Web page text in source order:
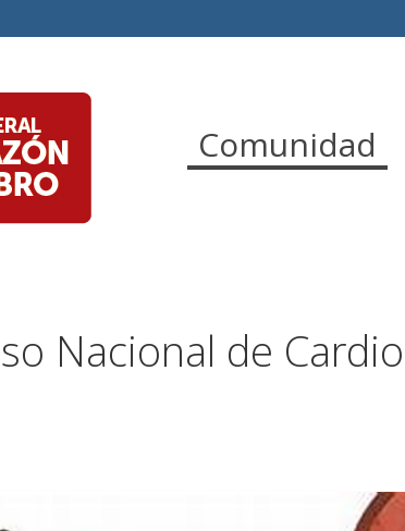
Comunidad
Nacional de